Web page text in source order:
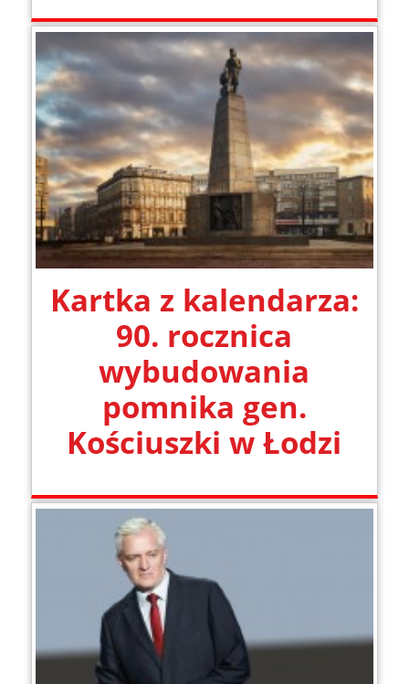
Kartka z kalendarza:
90. rocznica
wybudowania
pomnika gen.
Kościuszki w Łodzi